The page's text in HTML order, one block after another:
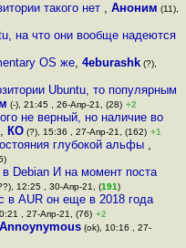
такого нет ,Аноним (11),
на что они вообще надеются
OS же, 4eburashk(?),
Ubuntu, то популярным
(-), 21:45 , 26-Апр-21, (28) +2
не верный, но наличие во
, КО(?), 15:36 , 27-Апр-21, (162) +1
глубокой альфы ,
Debian И на момент поста
12:25 , 30-Апр-21, (191)
в AUR он еще в 2018 года
, 27-Апр-21, (76) +2
Annoynymous(ok), 10:16 , 27-